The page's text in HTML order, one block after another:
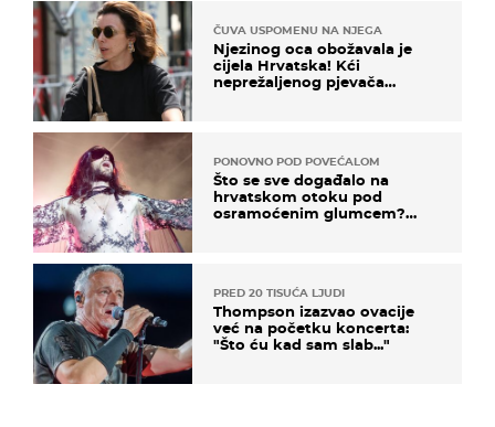
ČUVA USPOMENU NA NJEGA
Njezinog oca obožavala je
cijela Hrvatska! Kći
neprežaljenog pjevača
PONOVNO POD POVEĆALOM
Što se sve događalo na
hrvatskom otoku pod
osramoćenim glumcem?
PRED 20 TISUĆA LJUDI
Thompson izazvao ovacije
već na početku koncerta:
"Što ću kad sam slab..."